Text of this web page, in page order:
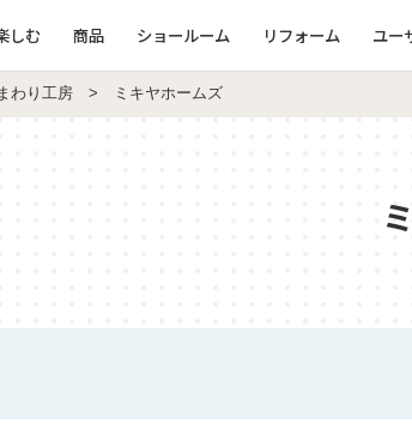
しむ 商品 ショールーム リフォーム ユー
わり工房 > ミキヤホームズ